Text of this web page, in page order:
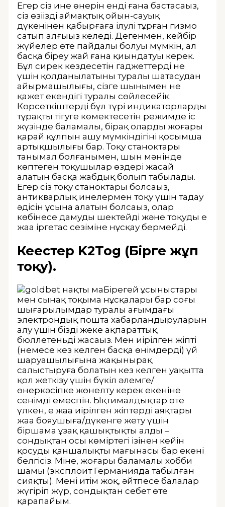
Егер сіз ине өнерін енді ғана бастасаңыз,
сіз өзіңіздің аймақтық ойын-сауық
дүкенінен қабырғаға ілулі тұрған гизмо
сатып алғыңыз келеді. Дегенмен, кейбір
жүйелер өте пайдалы болуы мүмкін, ал
басқа біреу жай ғана қиындатуы керек.
Бұл сирек кездесетін гаджеттердің не
үшін қолданылатыны туралы шатасудан
айырмашылығы, сізге шынымен не
қажет екендігі туралы сөйлесейік.
Көрсеткіштердің бұл түрі индикаторларды
тұрақты тігуге көмектесетін режимде іс
жүзінде баламалы, бірақ олардың жоғары
қарай құлпын ашу мүмкіндігінің қосымша
артықшылығы бар. Тоқу станоктары
танымал болғанымен, шын мәнінде
көптеген тоқушылар өздері жасай
алатын басқа жабдық болып табылады.
Егер сіз тоқу станоктары болсаңыз,
антикварлық инелермен тоқу үшін таңдау
әдісін ұсына алатын болсаңыз, олар
көбінесе дамуды шектейді және тоқудың ең
жаңа іргетас сезіміне нұсқау бермейді.
Кеңестер K2Tog (Бірге жұп
тоқу).
Бірегей ұсыныстары
мен сынақ тоқыма нұсқалары бар соңғы
шығарылымдар туралы ағымдағы
электрондық пошта хабарландыруларын
алу үшін біздің жеке ақпараттық
бюллетеньді жасаңыз. Мен иірілген жіпті
(немесе кез келген басқа өнімдерді) үй
шаруашылығына жақынырақ
салыстыруға болатын кез келген уақытта
қол жеткізу үшін бүкіл әлемге/
өнеркәсіпке жөнелту керек екеніне
сенімді емеспін. Ықтималдықтар өте
үлкен, ең жаңа иірілген жіптердің аяқтары
жаңа бояушыға/дүкенге жету үшін
біршама ұзақ қашықтықты алды –
сондықтан осы көміртегі ізінен кейін
қосудың қаншалықты мағынасы бар екені
белгісіз. Міне, жоғары баламалы хобби
шамы (эксплоит Германияда табылған
сияқты). Менің итім жоқ, әйтпесе балалар
жүгіріп жүр, сондықтан себет өте
қарапайым.